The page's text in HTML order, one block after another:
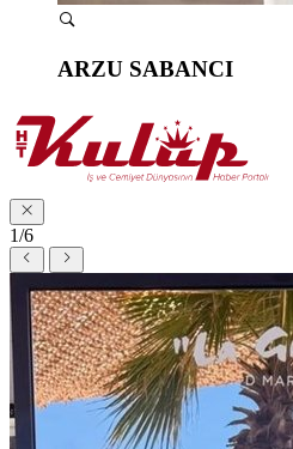
ARZU SABANCI
1/6